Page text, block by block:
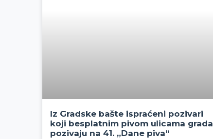
Iz Gradske bašte ispraćeni pozivari
koji besplatnim pivom ulicama grada
pozivaju na 41. „Dane piva“